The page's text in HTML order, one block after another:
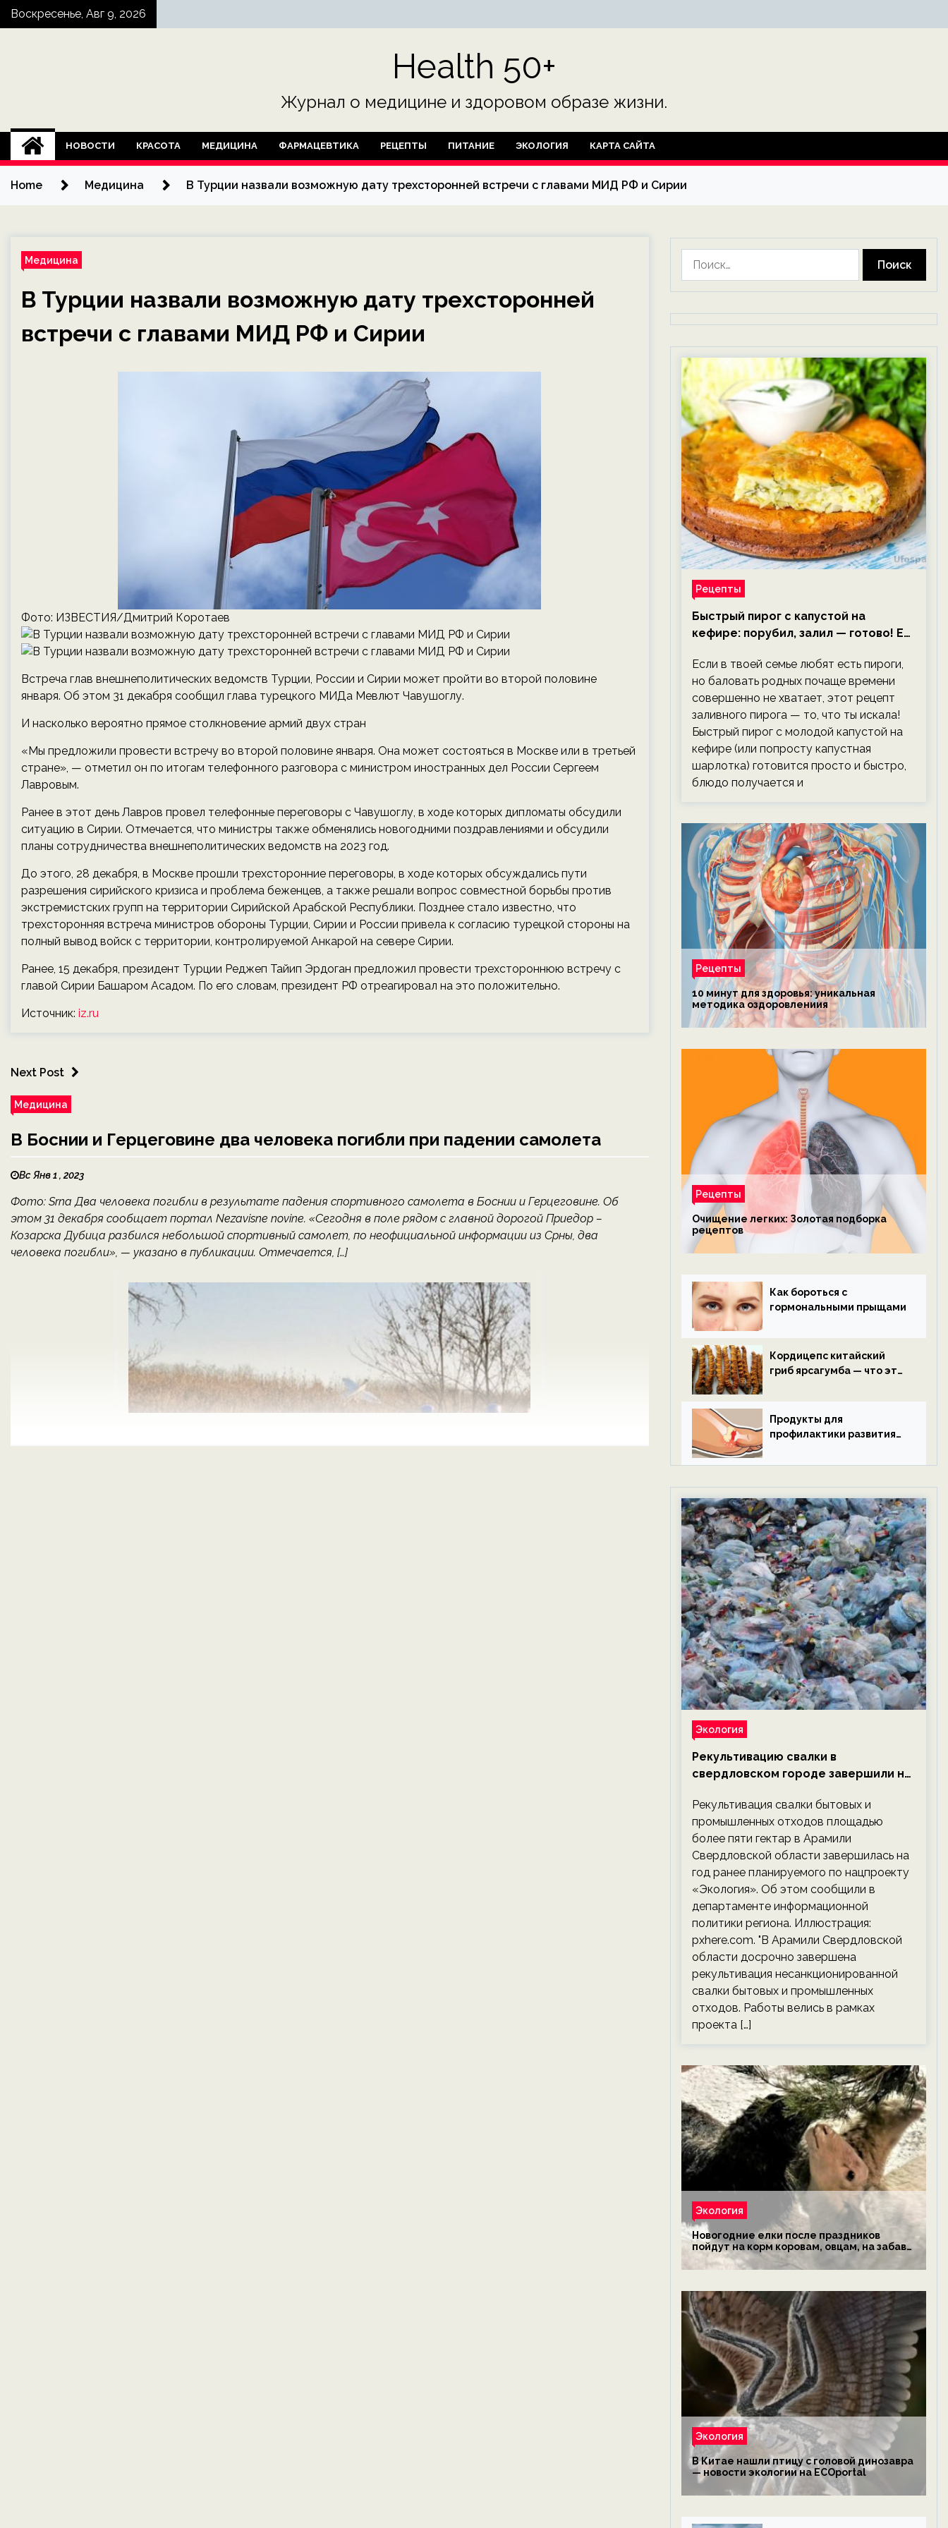
SkipВоскресенье, Авг 9, 2026
Health 50+
Журнал о медицине и здоровом образе жизни.
НОВОСТИ КРАСОТА МЕДИЦИНА ФАРМАЦЕВТИКА РЕЦЕПТЫ ПИТАНИЕ ЭКОЛОГИЯ КАРТА САЙТА
Home Медицина В Турции назвали возможную дату трехсторонней встречи с главами МИД РФ и Сирии
Медицина
В Турции назвали возможную дату трехсторонней
встречи с главами МИД РФ и Сирии
Фото: ИЗВЕСТИЯ/Дмитрий Коротаев
Встреча глав внешнеполитических ведомств Турции, России и Сирии может пройти во второй половине
января. Об этом 31 декабря сообщил глава турецкого МИДа Мевлют Чавушоглу.
И насколько вероятно прямое столкновение армий двух стран
«Мы предложили провести встречу во второй половине января. Она может состояться в Москве или в третьей
стране», — отметил он по итогам телефонного разговора с министром иностранных дел России Сергеем
Лавровым.
Ранее в этот день Лавров провел телефонные переговоры с Чавушоглу, в ходе которых дипломаты обсудили
ситуацию в Сирии. Отмечается, что министры также обменялись новогодними поздравлениями и обсудили
планы сотрудничества внешнеполитических ведомств на 2023 год.
До этого, 28 декабря, в Москве прошли трехсторонние переговоры, в ходе которых обсуждались пути
разрешения сирийского кризиса и проблема беженцев, а также решали вопрос совместной борьбы против
экстремистских групп на территории Сирийской Арабской Республики. Позднее стало известно, что
трехсторонняя встреча министров обороны Турции, Сирии и России привела к согласию турецкой стороны на
полный вывод войск с территории, контролируемой Анкарой на севере Сирии.
Ранее, 15 декабря, президент Турции Реджеп Тайип Эрдоган предложил провести трехстороннюю встречу с
главой Сирии Башаром Асадом. По его словам, президент РФ отреагировал на это положительно.
Источник: iz.ru
Next Post
Медицина
В Боснии и Герцеговине два человека погибли при падении самолета
Вс Янв 1 , 2023
Фото: Srna Два человека погибли в результате падения спортивного самолета в Боснии и Герцеговине. Об
этом 31 декабря сообщает портал Nezavisne novine. «Сегодня в поле рядом с главной дорогой Приедор –
Козарска Дубица разбился небольшой спортивный самолет, по неофициальной информации из Срны, два
человека погибли», — указано в публикации. Отмечается, […]
Рецепты
Быстрый пирог с капустой на
кефире: порубил, залил — готово! Ем,
Если в твоей семье любят есть пироги,
но баловать родных почаще времени
совершенно не хватает, этот рецепт
заливного пирога — то, что ты искала!
Быстрый пирог с молодой капустой на
кефире (или попросту капустная
шарлотка) готовится просто и быстро,
блюдо получается и
Рецепты
10 минут для здоровья: уникальная
методика оздоровлениия
Рецепты
Очищение легких: Золотая подборка
рецептов
Как бороться с
гормональными прыщами
Кордицепс китайский
гриб ярсагумба — что это
Продукты для
профилактики развития
Экология
Рекультивацию свалки в
свердловском городе завершили на
новости экологии на ECOportal
Рекультивация свалки бытовых и
промышленных отходов площадью
более пяти гектар в Арамили
Свердловской области завершилась на
год ранее планируемого по нацпроекту
«Экология». Об этом сообщили в
департаменте информационной
политики региона. Иллюстрация:
pxhere.com. "В Арамили Свердловской
области досрочно завершена
рекультивация несанкционированной
свалки бытовых и промышленных
отходов. Работы велись в рамках
проекта […]
Экология
Новогодние елки после праздников
пойдут на корм коровам, овцам, на забаву
обезьянам, львам и леопардам — новости
экологии на ECOportal
Экология
В Китае нашли птицу с головой динозавра
— новости экологии на ECOportal